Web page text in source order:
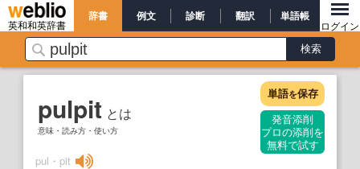
英和和英辞書
辞書 例文 診断 翻訳 単語帳
ログイン
pulpit とは
意味・読み方・使い方
単語を保存
発音添削
プロの添削を
無料で試す
pul・pit